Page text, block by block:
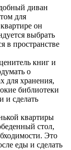
диван
для
он
выбрать
в пространстве
книг и
о
для хранения,
библиотеки
и сделать
квартиры
стол,
Это
еды и сделать